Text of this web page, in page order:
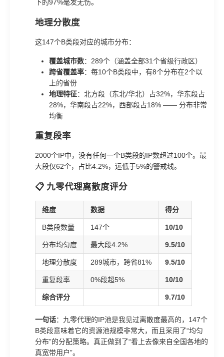
下的97%毫发无伤。
地理分散度
这147个B类段对应的城市分布：
覆盖城市数：289个（涵盖全部31个省级行政区）
跨省覆盖率：每10个B类段中，有8个分布在2个以
上的省份
地理特征：北方段（东北/华北）占32%，华东段占
28%，华南段占22%，西部段占18% —— 分布非常
均衡
重复段率
2000个IP中，没有任何一个B类段的IP数超过100个。最
大段仅62个，占比4.2%，远低于5%的警戒线。
📋 九零代理离散度评分
维度 数据 得分
B类段数量 147个 10/10
分布均匀度 最大段4.2% 9.5/10
地理分散度 289城市，跨省81% 9.5/10
重复段率 0%段超5% 10/10
综合评分 9.7/10
一句话：九零代理的IP池是我见过离散度最高的，147个
B类段意味着它的资源池规模非常大，而且采用了“均匀
分布”的分配策略。真正做到了“看上去像来自全国各地的
真宽带用户”。